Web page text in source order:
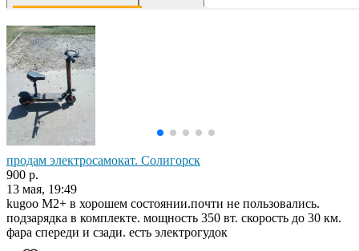
продам электросамокат. Солигорск
900 р.
13 мая, 19:49
kugoo M2+ в хорошем состоянии.почти не пользовались.
подзарядка в комплекте. мощность 350 вт. скорость до 30 км.
фара спереди и сзади. есть электрогудок